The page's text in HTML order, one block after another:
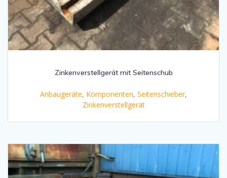
Zinkenverstellgerät mit Seitenschub
Anbaugeräte, Komponenten, Seitenschieber,
Zinkenverstellgerät